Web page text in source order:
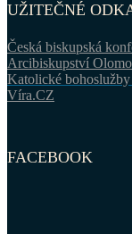
UŽITEČNÉ
Česká biskupská
Arcibiskupství
Katolické
Víra.CZ
FACEBOOK